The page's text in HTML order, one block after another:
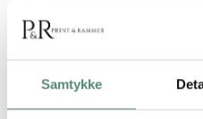
Samtykke